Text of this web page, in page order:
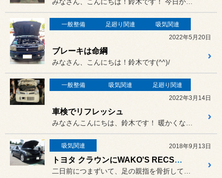
一般整備 足廻り関連
吸気関連
2022年5月20日
ブレーキは命綱
みなさん、こんにちは！鈴木です(^^)/
一般整備 吸気関連
足廻り関連
2022年3月14日
車検でリフレッシュ
吸気関連 2018年9月13日
トヨタ クラウンにWAKO'S RECS施工